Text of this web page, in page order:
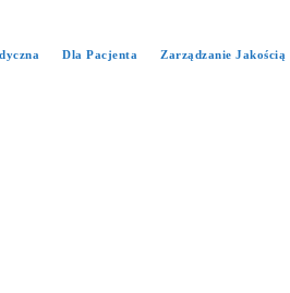
Dla Pacjenta Zarządzanie Jakością